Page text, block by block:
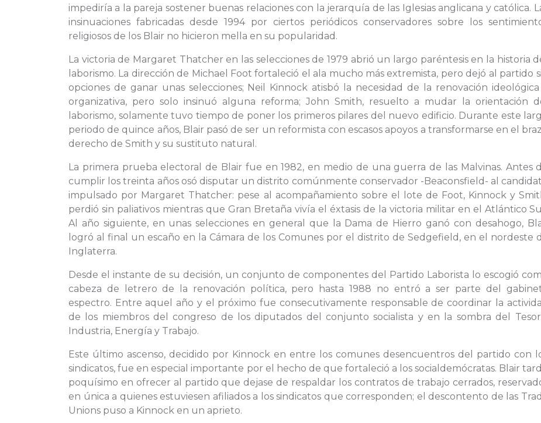
impediría a la pareja sostener buenas relaciones con la jerarquía de las Iglesias anglicana y católica.
insinuaciones fabricadas desde 1994 por ciertos periódicos conservadores sobre los
religiosos de los Blair no hicieron mella en su popularidad.
La victoria de Margaret Thatcher en las selecciones de 1979 abrió un largo paréntesis en la historia
laborismo. La dirección de Michael Foot fortaleció el ala mucho más extremista, pero dejó al partido
opciones de ganar unas selecciones; Neil Kinnock atisbó la necesidad de la renovación
organizativa, pero solo insinuó alguna reforma; John Smith, resuelto a mudar la orientación
laborismo, solamente tuvo tiempo de poner los primeros pilares del nuevo edificio. Durante este
periodo de quince años, Blair pasó de ser un reformista con escasos apoyos a transformarse en el
derecho de Smith y su sustituto natural.
La primera prueba electoral de Blair fue en 1982, en medio de una guerra de las Malvinas. Antes
cumplir los treinta años osó disputar un distrito comúnmente conservador -Beaconsfield- al
impulsado por Margaret Thatcher: pese al acompañamiento sobre el lote de Foot, Kinnock y
perdió sin paliativos mientras que Gran Bretaña vivía el éxtasis de la victoria militar en el Atlántico
Al año siguiente, en unas selecciones en general que la Dama de Hierro ganó con desahogo,
logró al final un escaño en la Cámara de los Comunes por el distrito de Sedgefield, en el nordeste
Inglaterra.
Desde el instante de su decisión, un conjunto de componentes del Partido Laborista lo escogió
cabeza de letrero de la renovación política, pero hasta 1988 no entró a ser parte del
espectro. Entre aquel año y el próximo fue consecutivamente responsable de coordinar la
de los miembros del congreso de los diputados del conjunto socialista y en la sombra del
Industria, Energía y Trabajo.
Este último ascenso, decidido por Kinnock en entre los comunes desencuentros del partido con
sindicatos, fue en especial importante por el hecho de que fortaleció a los socialdemócratas. Blair
poquísimo en ofrecer al partido que dejase de respaldar los contratos de trabajo cerrados,
en única a quienes estuviesen afiliados a los sindicatos que corresponden; el descontento de las
Unions puso a Kinnock en un aprieto.